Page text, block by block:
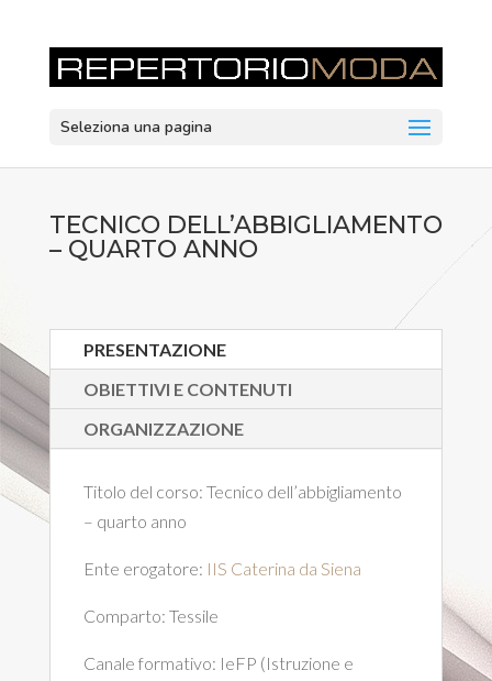
Seleziona una pagina
TECNICO DELL’ABBIGLIAMENTO
– QUARTO ANNO
PRESENTAZIONE
OBIETTIVI E CONTENUTI
ORGANIZZAZIONE
Titolo del corso: Tecnico dell’abbigliamento
– quarto anno
Ente erogatore: IIS Caterina da Siena
Comparto: Tessile
Canale formativo: IeFP (Istruzione e